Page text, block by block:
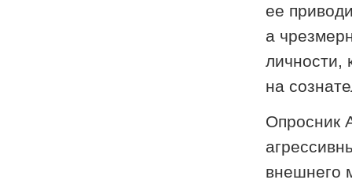
ее
а
личности,
на
Опросник
внешнего